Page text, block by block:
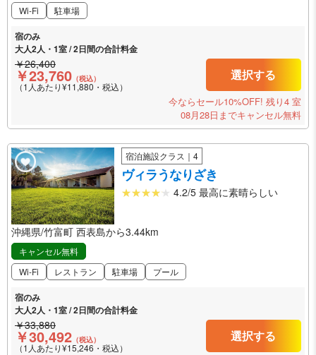
Wi-Fi 駐車場
宿のみ
大人2人・1室 / 2日間の合計料金
￥26,400
￥23,760 （税込）
（1人あたり¥11,880・税込）
選択する
今ならセール10%OFF! 残り4 室
08月28日までキャンセル無料
宿泊施設クラス｜4
ヴィラうなりざき
4.2/5 最高に素晴らしい
沖縄県/竹富町 西表島から3.44km
キャンセル無料
Wi-Fi
レストラン 駐車場 プール
宿のみ
大人2人・1室 / 2日間の合計料金
￥33,880
￥30,492 （税込）
（1人あたり¥15,246・税込）
選択する